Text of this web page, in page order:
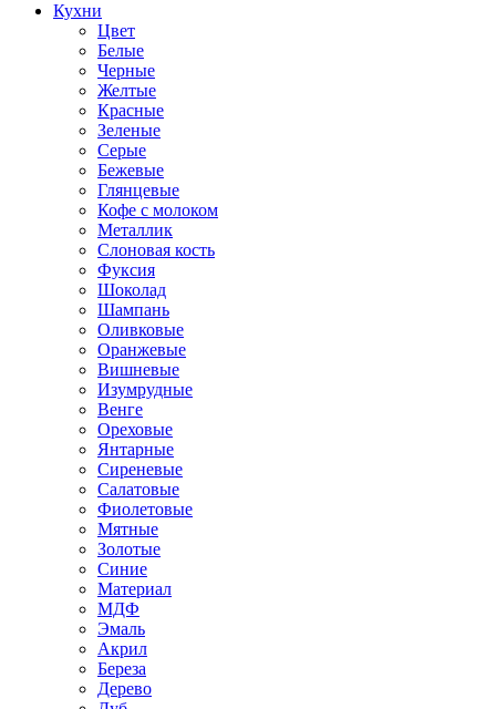
Кухни
Цвет
Белые
Черные
Желтые
Красные
Зеленые
Серые
Бежевые
Глянцевые
Кофе с молоком
Металлик
Слоновая кость
Фуксия
Шоколад
Шампань
Оливковые
Оранжевые
Вишневые
Изумрудные
Венге
Ореховые
Янтарные
Сиреневые
Салатовые
Фиолетовые
Мятные
Золотые
Синие
Материал
МДФ
Эмаль
Акрил
Береза
Дерево